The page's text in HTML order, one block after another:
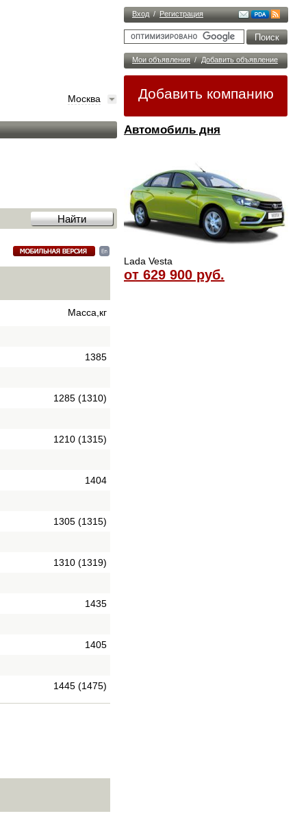
Вход / Регистрация
Мои объявления / Добавить объявление
Добавить компанию
Автомобиль дня
Lada Vesta
от 629 900 руб.
Москва
Масса,кг
1385
1285 (1310)
1210 (1315)
1404
1305 (1315)
1310 (1319)
1435
1405
1445 (1475)